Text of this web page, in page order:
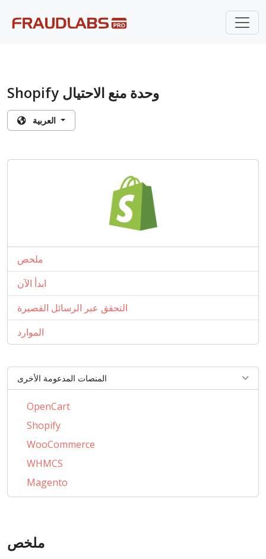
Shopify وحدة منع الاحتيال
ملخص
ابدأ الآن
التحقق عبر الرسائل القصيرة
الموارد
المنصات المدعومة الأخرى
OpenCart
Shopify
WooCommerce
WHMCS
Magento
PrestaShop
AbanteCartملخص